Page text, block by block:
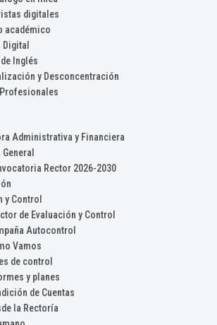
digitales
académico
Inglés
y Desconcentración
Administrativa y Financiera
Rector 2026-2030
y Control
de Evaluación y Control
Autocontrol
Vamos
de control
y planes
de Cuentas
la Rectoría